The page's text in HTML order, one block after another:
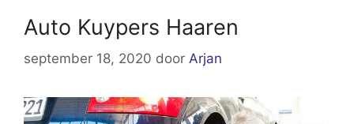
Auto Kuypers Haaren
september 18, 2020 door Arjan